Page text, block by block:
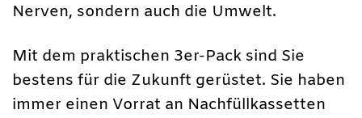
Nerven, sondern auch die Umwelt.
Mit dem praktischen 3er-Pack sind Sie
bestens für die Zukunft gerüstet. Sie haben
immer einen Vorrat an Nachfüllkassetten